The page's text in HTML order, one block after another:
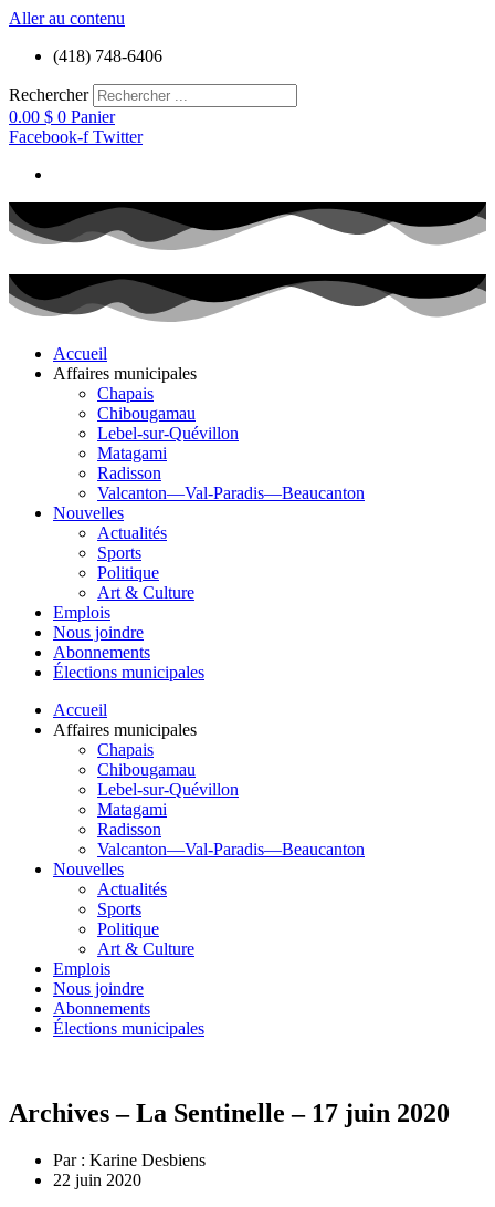
Aller au contenu
(418) 748-6406
Rechercher
0.00 $ 0 Panier
Facebook-f Twitter
Accueil
Affaires municipales
Chapais
Chibougamau
Lebel-sur-Quévillon
Matagami
Radisson
Valcanton—Val-Paradis—Beaucanton
Nouvelles
Actualités
Sports
Politique
Art & Culture
Emplois
Nous joindre
Abonnements
Élections municipales
Accueil
Affaires municipales
Chapais
Chibougamau
Lebel-sur-Quévillon
Matagami
Radisson
Valcanton—Val-Paradis—Beaucanton
Nouvelles
Actualités
Sports
Politique
Art & Culture
Emplois
Nous joindre
Abonnements
Élections municipales
Archives – La Sentinelle – 17 juin 2020
Par : Karine Desbiens
22 juin 2020